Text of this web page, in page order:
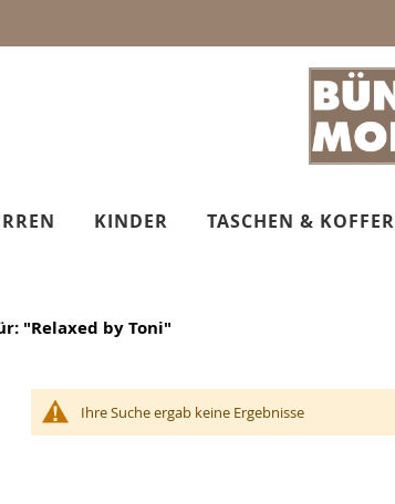
KINDER TASCHEN & KOFFER
"Relaxed by Toni"
Ihre Suche ergab keine Ergebnisse